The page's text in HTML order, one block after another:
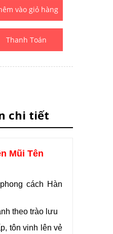
Thanh Toán
chi tiết
Mũi Tên
cách Hàn
theo trào lưu
tôn vinh lên vẻ